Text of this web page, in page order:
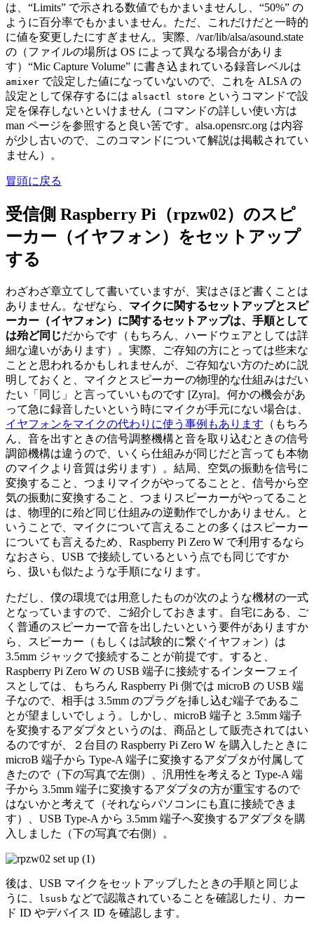
は、“Limits” で示される数値でもかまいませんし、“50%” の
ように百分率でもかまいません。ただ、これだけだと一時的
に値を変更したにすぎません。実際、/var/lib/alsa/asound.state
の（ファイルの場所は OS によって異なる場合がありま
す）“Mic Capture Volume” に書き込まれている録音レベルは
amixer で設定した値になっていないので、これを ALSA の
設定として保存するには alsactl store というコマンドで設
定を保存しないといけません（コマンドの詳しい使い方は
man ページを参照すると良い筈です。alsa.opensrc.org は内容
が少し古いので、このコマンドについて解説は掲載されてい
ません）。
冒頭に戻る
受信側 Raspberry Pi（rpzw02）のスピ
ーカー（イヤフォン）をセットアップ
する
わざわざ章立てして書いていますが、実はさほど書くことは
ありません。なぜなら、 マイクに関するセットアップとスピ
ーカー（イヤフォン）に関するセットアップは、手順として
は殆ど同じだからです（もちろん、ハードウェアとしては詳
細な違いがあります）。実際、ご存知の方にとっては些末な
ことと思われるかもしれませんが、ご存知ない方のために説
明しておくと、マイクとスピーカーの物理的な仕組みはだい
たい「同じ」と言っていいものです [Zyra]。何かの機会があ
って急に録音したいという時にマイクが手元にない場合は、
イヤフォンをマイクの代わりに使う事例もあります （もちろ
ん、音を出すときの信号調整機構と音を取り込むときの信号
調節機構は違うので、いくら仕組みが同じだと言っても本物
のマイクより音質は劣ります）。結局、空気の振動を信号に
変換すること、つまりマイクがやってることと、信号から空
気の振動に変換すること、つまりスピーカーがやってること
は、物理的に殆ど同じ仕組みの逆動作でしかありません。と
いうことで、マイクについて言えることの多くはスピーカー
についても言えるため、Raspberry Pi Zero W で利用するなら
なおさら、USB で接続しているという点でも同じですか
ら、扱いも似たような手順になります。
ただし、僕の環境では用意したものが次のような機材の一式
となっていますので、ご紹介しておきます。自宅にある、ご
く普通のスピーカーで音を出したいという要件がありますか
ら、スピーカー（もしくは試験的に繋ぐイヤフォン）は
3.5mm ジャックで接続することが前提です。すると、
Raspberry Pi Zero W の USB 端子に接続するインターフェイ
スとしては、もちろん Raspberry Pi 側では microB の USB 端
子なので、相手は 3.5mm のプラグを挿し込む端子であるこ
とが望ましいでしょう。しかし、microB 端子と 3.5mm 端子
を変換するアダプタというのは、商品として販売されてはい
るのですが、２台目の Raspberry Pi Zero W を購入したときに
microB 端子から Type-A 端子に変換するアダプタが付属して
きたので（下の写真で左側）、汎用性を考えると Type-A 端
子から 3.5mm 端子に変換するアダプタの方が重宝するので
はないかと考えて（それならパソコンにも直に接続できま
す）、USB Type-A から 3.5mm 端子へ変換するアダプタを購
入しました（下の写真で右側）。
後は、USB マイクをセットアップしたときの手順と同じよ
うに、
lsusb などで認識されていることを確認したり、カー
ド ID やデバイス ID を確認します。